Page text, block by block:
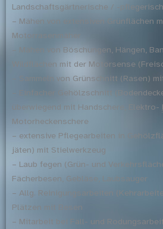
Landschaftsgärtnerische / -
– Mähen von extensiven Grünflächen
Motorrasenmäher
– Mähen von Böschungen, Hängen,
Wildflächen mit der Motorsense
– Sammeln von Grünschnitt (Rasen)
– Einfacher Gehölzschnitt
überwiegend mit Handschere, Elektro-
Motorheckenschere
– extensive Pflegearbeiten in
jäten) mit Stielwerkzeug
– Laub fegen (Grün- und
Fächerbesen, Gebläse, Laubsauger
– Allg. Reinigungsarbeiten
Plätzen mit Besen
– Mitarbeit bei Fäll- und